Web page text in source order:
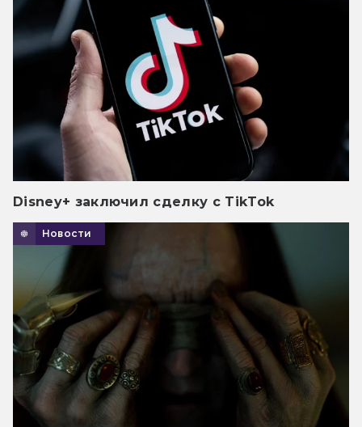
Disney+ заключил сделку с TikTok
Новости